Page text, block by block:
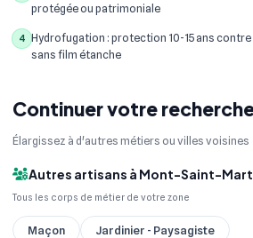
protégée ou patrimoniale
4 Hydrofugation : protection 10-15 ans
sans film étanche
Continuer votre
Élargissez à d'autres métiers ou villes voisines
Autres artisans à Mont-Saint-
Tous les corps de métier de votre zone
Maçon
Jardinier - Paysagiste